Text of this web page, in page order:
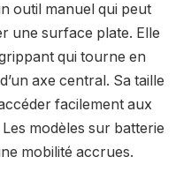
outil manuel qui peut
une surface plate. Elle
qui tourne en
axe central. Sa taille
facilement aux
modèles sur batterie
mobilité accrues.